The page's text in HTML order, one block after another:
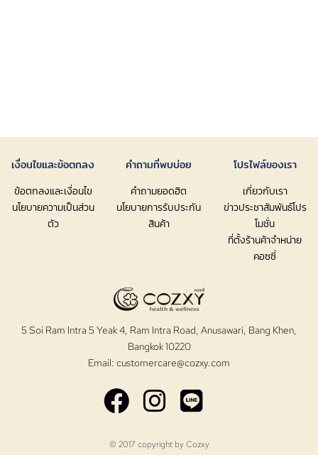
เงื่อนไขและข้อตกลง
ข้อตกลงและเงื่อนไข
นโยบายความเป็นส่วน
ตัว
คำถามที่พบบ่อย
คำถามยอดฮิต
นโยบายการรับประกัน
สินค้า
โปรไฟล์ของเรา
เกี่ยวกับเรา
ข่าวประชาสัมพันธ์โปร
โมชั่น
ที่ตั้งร้านค้าจำหน่าย
คอซซี่
5 Soi Ram Intra 5 Yeak 4, Ram Intra Road, Anusawari, Bang Khen,
Bangkok 10220
Email: customercare@cozxy.com
© 2017 copyright byCozxy